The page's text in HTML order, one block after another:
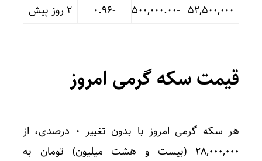
۵۲,۵۰۰,۰۰۰ -۵۰۰,۰۰۰.۰۰ -۰.۹۶ ۲ روز پیش
قیمت سکه گرمی امروز
هر سکه گرمی امروز با بدون تغییر ۰ درصدی، از
۲۸,۰۰۰,۰۰۰ (بیست و هشت میلیون) تومان به